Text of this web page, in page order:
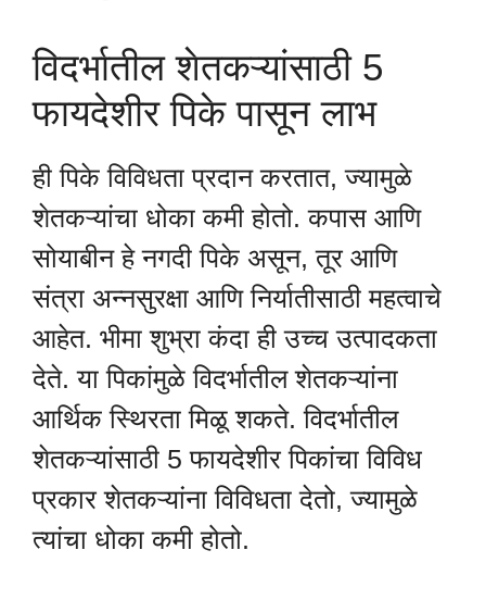
विदर्भातील शेतकऱ्यांसाठी 5
फायदेशीर पिके पासून लाभ
ही पिके विविधता प्रदान करतात, ज्यामुळे
शेतकऱ्यांचा धोका कमी होतो. कपास आणि
सोयाबीन हे नगदी पिके असून, तूर आणि
संत्रा अन्नसुरक्षा आणि निर्यातीसाठी महत्वाचे
आहेत. भीमा शुभ्रा कंदा ही उच्च उत्पादकता
देते. या पिकांमुळे विदर्भातील शेतकऱ्यांना
आर्थिक स्थिरता मिळू शकते. विदर्भातील
शेतकऱ्यांसाठी 5 फायदेशीर पिकांचा विविध
प्रकार शेतकऱ्यांना विविधता देतो, ज्यामुळे
त्यांचा धोका कमी होतो.